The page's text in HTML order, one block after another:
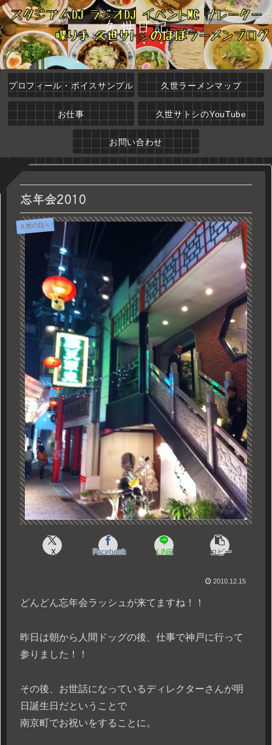
久世日記
プロフィール・ボイスサンプル 久世ラーメンマップ
お仕事 久世サトシのYouTube
お問い合わせ
忘年会2010
久世の日々
X Facebook LINE コピー
2010.12.15
どんどん忘年会ラッシュが来てますね！！
昨日は朝から人間ドッグの後、仕事で神戸に行って
参りました！！
その後、お世話になっているディレクターさんが明
日誕生日だということで
南京町でお祝いをすることに。